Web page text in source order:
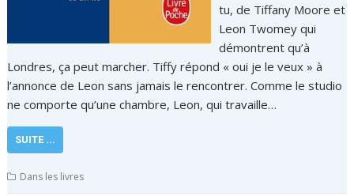
tu, de Tiffany Moore et
Leon Twomey qui
démontrent qu’à
Londres, ça peut marcher. Tiffy répond « oui je le veux » à
l’annonce de Leon sans jamais le rencontrer. Comme le studio
ne comporte qu’une chambre, Leon, qui travaille…
SUITE ...
Dans les livres